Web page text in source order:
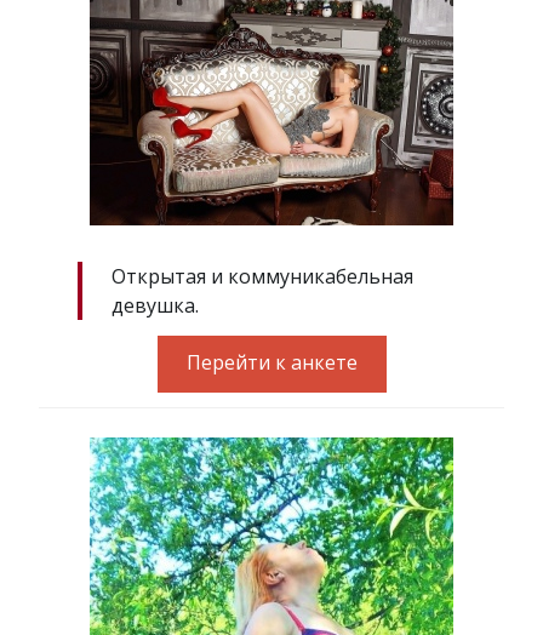
Открытая и коммуникабельная
девушка.
Перейти к анкете